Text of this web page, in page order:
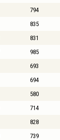
794
835
831
985
693
694
580
714
828
739